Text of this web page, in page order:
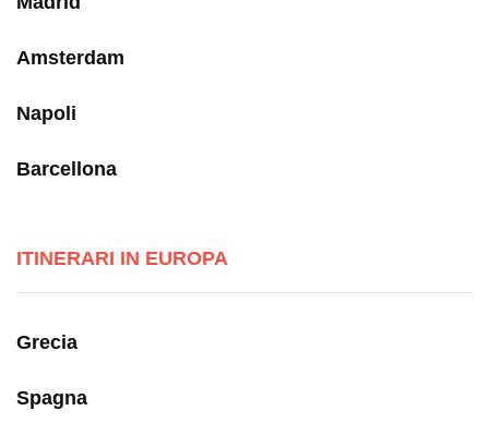
Amsterdam
Napoli
Barcellona
ITINERARI IN EUROPA
Grecia
Spagna